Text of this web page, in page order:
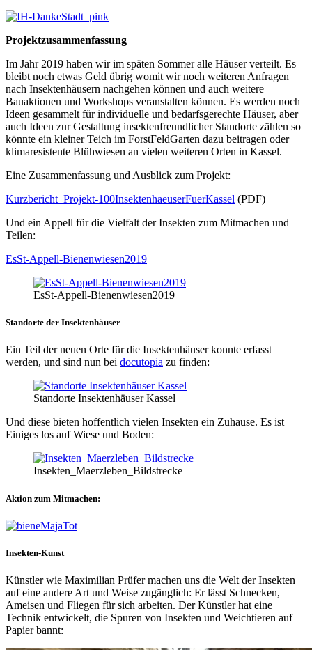
Projektzusammenfassung
Im Jahr 2019 haben wir im späten Sommer alle Häuser verteilt. Es
bleibt noch etwas Geld übrig womit wir noch weiteren Anfragen
nach Insektenhäusern nachgehen können und auch weitere
Bauaktionen und Workshops veranstalten können. Es werden noch
Ideen gesammelt für individuelle und bedarfsgerechte Häuser, aber
auch Ideen zur Gestaltung insektenfreundlicher Standorte zählen so
könnte ein kleiner Teich im ForstFeldGarten dazu beitragen oder
klimaresistente Blühwiesen an vielen weiteren Orten in Kassel.
Eine Zusammenfassung und Ausblick zum Projekt:
Kurzbericht_Projekt-100InsektenhaeuserFuerKassel (PDF)
Und ein Appell für die Vielfalt der Insekten zum Mitmachen und
Teilen:
EsSt-Appell-Bienenwiesen2019
EsSt-Appell-Bienenwiesen2019
Standorte der Insektenhäuser
Ein Teil der neuen Orte für die Insektenhäuser konnte erfasst
werden, und sind nun bei docutopia zu finden:
Standorte Insektenhäuser Kassel
Und diese bieten hoffentlich vielen Insekten ein Zuhause. Es ist
Einiges los auf Wiese und Boden:
Insekten_Maerzleben_Bildstrecke
Aktion zum Mitmachen:
Insekten-Kunst
Künstler wie Maximilian Prüfer machen uns die Welt der Insekten
auf eine andere Art und Weise zugänglich: Er lässt Schnecken,
Ameisen und Fliegen für sich arbeiten. Der Künstler hat eine
Technik entwickelt, die Spuren von Insekten und Weichtieren auf
Papier bannt: